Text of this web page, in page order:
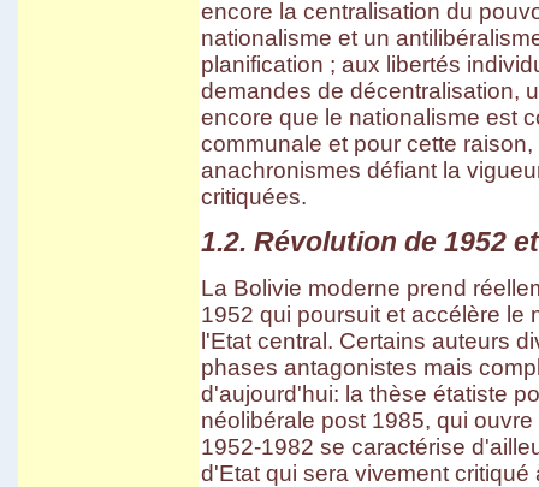
encore la centralisation du
nationalisme et un
planification ; aux libertés
demandes de décentralisation,
encore que le nationalisme est
communale et pour cette
anachronismes défiant la
critiquées.
1.2. Révolution de 1952
La Bolivie moderne prend
1952 qui poursuit et accélère le
l'Etat central. Certains auteurs
phases antagonistes mais
d'aujourd'hui: la thèse étatiste
néolibérale post 1985, qui
1952-1982 se caractérise
d'Etat qui sera vivement critiqué